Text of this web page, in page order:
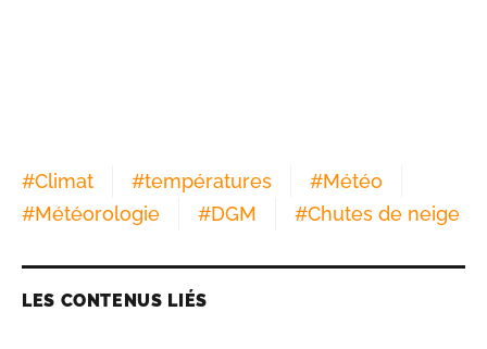
#Climat #températures #Météo
#Météorologie #DGM #Chutes de neige
LES CONTENUS LIÉS